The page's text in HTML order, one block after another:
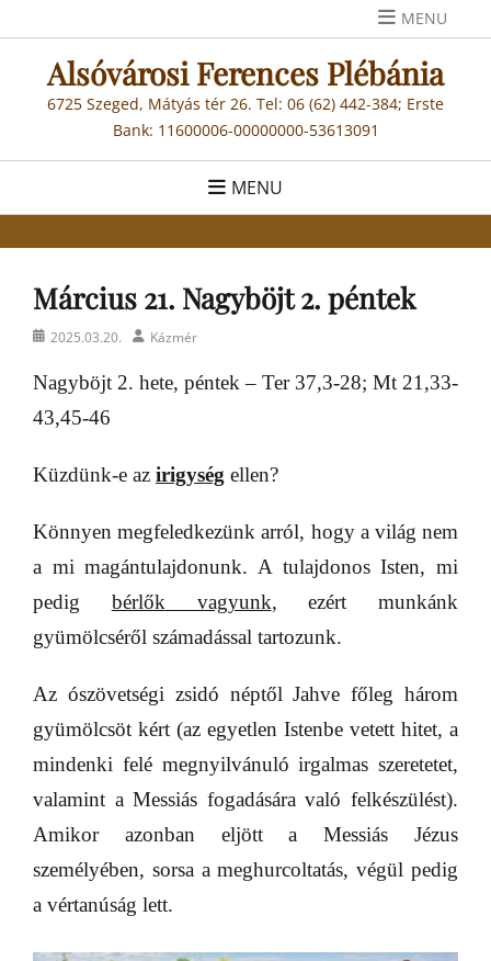
to
content
MENU
Alsóvárosi Ferences Plébánia
6725 Szeged, Mátyás tér 26. Tel: 06 (62) 442-384; Erste
Bank: 11600006-00000000-53613091
MENU
Március 21. Nagyböjt 2. péntek
Posted2025.03.20. AuthorKázmér
Nagyböjt 2. hete, péntek – Ter 37,3-28; Mt 21,33-
43,45-46
Küzdünk-e az irigység ellen?
Könnyen megfeledkezünk arról, hogy a világ nem
a mi magántulajdonunk. A tulajdonos Isten, mi
pedig bérlők vagyunk, ezért munkánk
gyümölcséről számadással tartozunk.
Az ószövetségi zsidó néptől Jahve főleg három
gyümölcsöt kért (az egyetlen Istenbe vetett hitet, a
mindenki felé megnyilvánuló irgalmas szeretetet,
valamint a Messiás fogadására való felkészülést).
Amikor azonban eljött a Messiás Jézus
személyében, sorsa a meghurcoltatás, végül pedig
a vértanúság lett.